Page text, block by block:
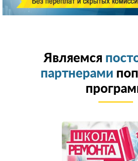
Являемся
партнерами